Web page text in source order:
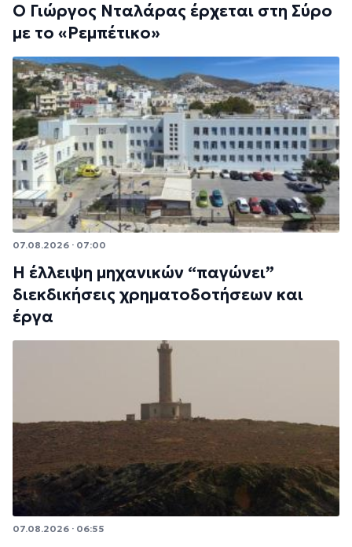
Ο Γιώργος Νταλάρας έρχεται στη Σύρο
με το «Ρεμπέτικο»
07.08.2026 · 07:00
Η έλλειψη μηχανικών “παγώνει”
διεκδικήσεις χρηματοδοτήσεων και
έργα
07.08.2026 · 06:55